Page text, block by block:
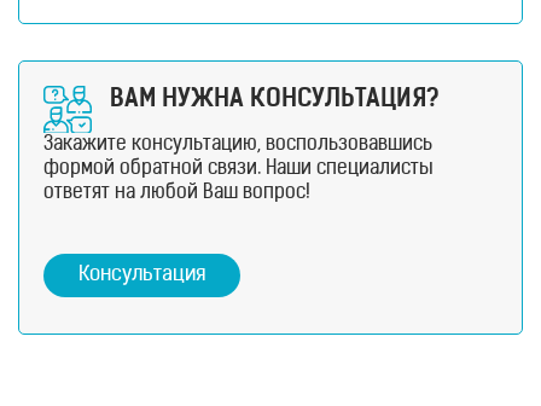
ВАМ НУЖНА КОНСУЛЬТАЦИЯ?
Закажите консультацию, воспользовавшись
формой обратной связи. Наши специалисты
ответят на любой Ваш вопрос!
Консультация